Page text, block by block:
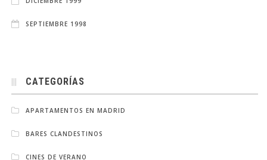
SEPTIEMBRE 1998
CATEGORÍAS
APARTAMENTOS EN MADRID
BARES CLANDESTINOS
CINES DE VERANO